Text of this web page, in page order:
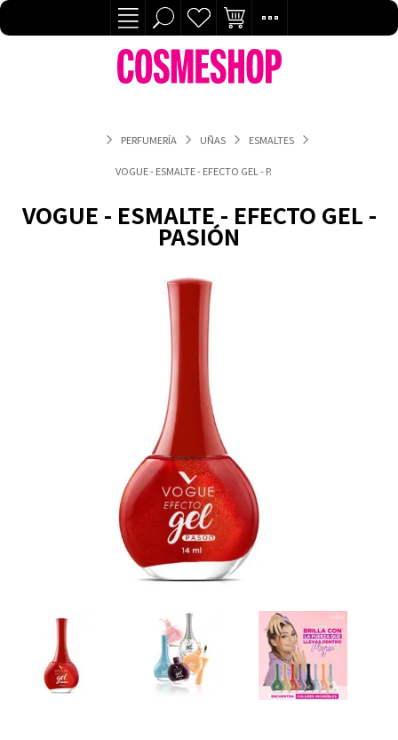
PERFUMERÍA UÑAS ESMALTES
VOGUE - ESMALTE - EFECTO GEL - PASIÓN
VOGUE - ESMALTE - EFECTO GEL -
PASIÓN